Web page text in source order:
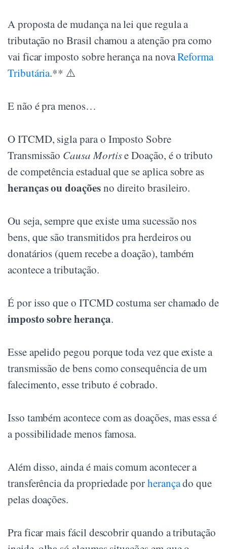
A proposta de mudança na lei que regula a
tributação no Brasil chamou a atenção pra como
vai ficar imposto sobre herança na novaReforma
Tributária.** ⚠️
E não é pra menos…
O ITCMD, sigla para o Imposto Sobre
Transmissão Causa Mortise Doação, é o tributo
de competência estadual que se aplica sobre as
heranças ou doaçõesno direito brasileiro.
Ou seja, sempre que existe uma sucessão nos
bens, que são transmitidos pra herdeiros ou
donatários (quem recebe a doação), também
acontece a tributação.
É por isso que o ITCMD costuma ser chamado de
imposto sobre herança.
Esse apelido pegou porque toda vez que existe a
transmissão de bens como consequência de um
falecimento, esse tributo é cobrado.
Isso também acontece com as doações, mas essa é
a possibilidade menos famosa.
Além disso, ainda é mais comum acontecer a
transferência da propriedade porherançado que
pelas doações.
Pra ficar mais fácil descobrir quando a tributação